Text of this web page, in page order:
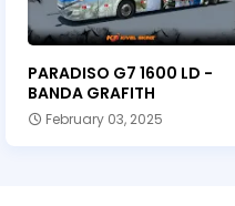
PARADISO G7 1600 LD -
BANDA GRAFITH
February 03, 2025